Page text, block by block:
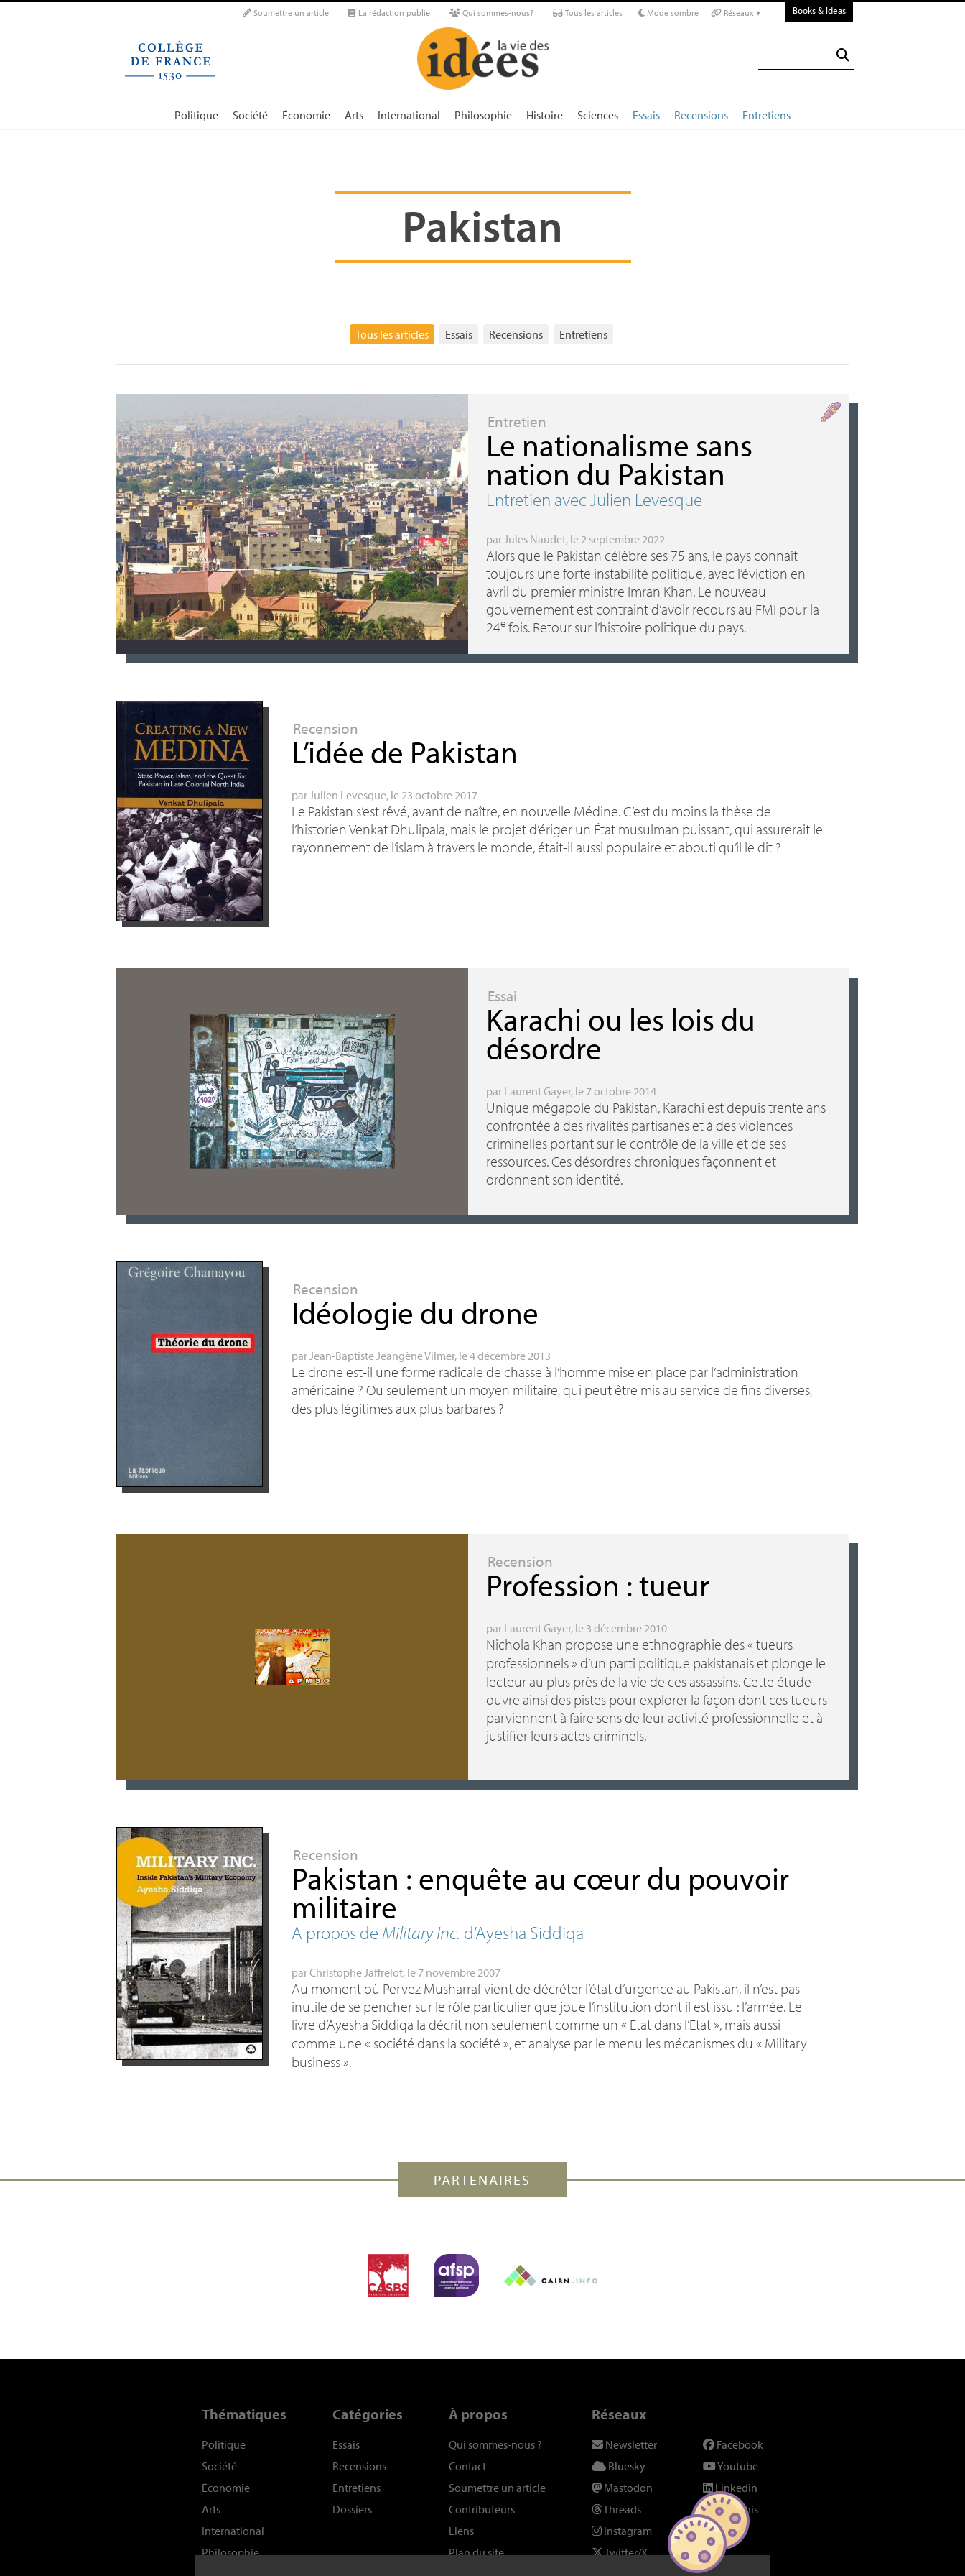
Soumettre un article La rédaction publie Qui sommes-nous? Tous les articles Mode sombre Réseaux ▾ Books & Ideas
Politique Société Économie Arts International Philosophie Histoire Sciences Essais Recensions Entretiens
Pakistan
Tous les articles Essais Recensions Entretiens
Entretien
Le nationalisme sans
nation du Pakistan
Entretien avec Julien Levesque
par Jules Naudet, le 2 septembre 2022
Alors que le Pakistan célèbre ses 75 ans, le pays connaît
toujours une forte instabilité politique, avec l’éviction en
avril du premier ministre Imran Khan. Le nouveau
gouvernement est contraint d’avoir recours au FMI pour la
24efois. Retour sur l’histoire politique du pays.
Recension
L’idée de Pakistan
par Julien Levesque, le 23 octobre 2017
Le Pakistan s’est rêvé, avant de naître, en nouvelle Médine. C’est du moins la thèse de
l’historien Venkat Dhulipala, mais le projet d’ériger un État musulman puissant, qui assurerait le
rayonnement de l’islam à travers le monde, était-il aussi populaire et abouti qu’il le dit ?
Essai
Karachi ou les lois du
désordre
par Laurent Gayer, le 7 octobre 2014
Unique mégapole du Pakistan, Karachi est depuis trente ans
confrontée à des rivalités partisanes et à des violences
criminelles portant sur le contrôle de la ville et de ses
ressources. Ces désordres chroniques façonnent et
ordonnent son identité.
Recension
Idéologie du drone
parJean-Baptiste Jeangène Vilmer, le 4 décembre 2013
Le drone est-il une forme radicale de chasse à l’homme mise en place par l’administration
américaine ? Ou seulement un moyen militaire, qui peut être mis au service de fins diverses,
des plus légitimes aux plus barbares ?
Recension
Profession : tueur
par Laurent Gayer, le 3 décembre 2010
Nichola Khan propose une ethnographie des « tueurs
professionnels» d’un parti politique pakistanais et plonge le
lecteur au plus près de la vie de ces assassins. Cette étude
ouvre ainsi des pistes pour explorer la façon dont ces tueurs
parviennent à faire sens de leur activité professionnelle et à
justifier leurs actes criminels.
Recension
Pakistan : enquête au cœur du pouvoir
militaire
A propos deMilitary Inc. d’Ayesha Siddiqa
parChristophe Jaffrelot, le 7 novembre 2007
Au moment où Pervez Musharraf vient de décréter l’état d’urgence au Pakistan, il n’est pas
inutile de se pencher sur le rôle particulier que joue l’institution dont il est issu : l’armée. Le
livre d’Ayesha Siddiqa la décrit non seulement comme un « Etat dans l’Etat», mais aussi
comme une « société dans la société », et analyse par le menu les mécanismes du « Military
business».
PARTENAIRES
Thématiques
Politique
Société
Économie
Arts
International
Philosophie
Catégories
Essais
Recensions
Entretiens
Dossiers
À propos
Qui sommes-nous ?
Contact
Soumettre un article
Contributeurs
Liens
Plan du site
Réseaux
Newsletter
Bluesky
Mastodon
Threads
Instagram
Twitter/X
Facebook
Youtube
Linkedin
SeenThis
Fil RSS